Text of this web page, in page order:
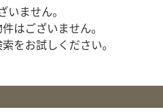
いません。
はございません。
をお試しください。